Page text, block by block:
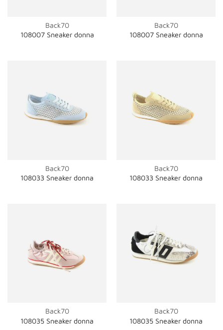
Back70
108007 Sneaker donna
Back70
108007 Sneaker donna
Back70
108033 Sneaker donna
Back70
108033 Sneaker donna
Back70
108035 Sneaker donna
Back70
108035 Sneaker donna